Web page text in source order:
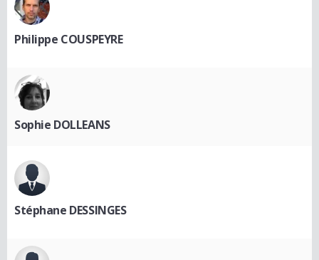
Philippe COUSPEYRE
Sophie DOLLEANS
Stéphane DESSINGES